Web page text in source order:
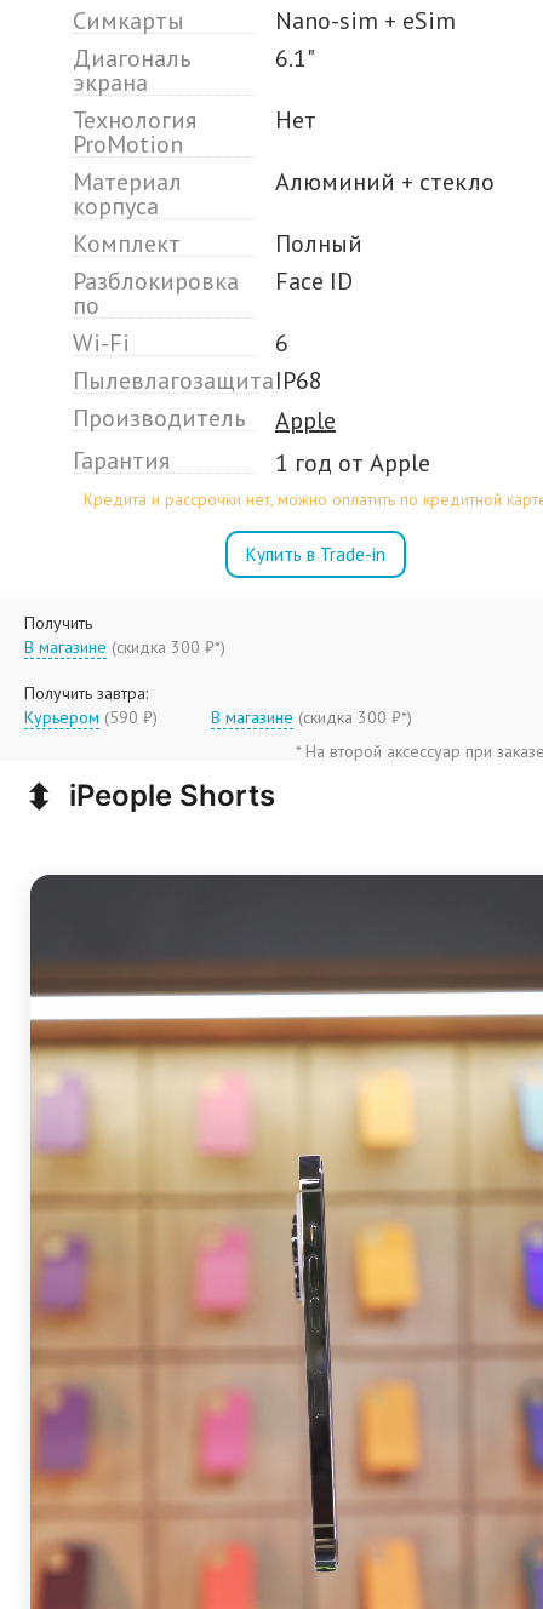
Симкарты
Nano-sim + eSim
Диагональ
экрана
6.1"
Технология
ProMotion
Нет
Материал
корпуса
Алюминий + стекло
Комплект
Полный
Разблокировка
по
Face ID
Wi-Fi
6
ПылевлагозащитаIP68
Производитель
Apple
Гарантия
1 год от Apple
Кредита и рассрочки нет, можно оплатить по кредитной
Купить в Trade-in
Получить
В магазине (скидка 300 ₽*)
Получить завтра:
Курьером (590 ₽) В магазине (скидка 300 ₽*)
* На второй аксессуар при
⬍ iPeople Shorts